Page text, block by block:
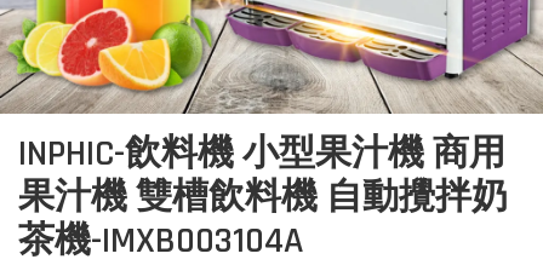
INPHIC-飲料機 小型果汁機 商用
果汁機 雙槽飲料機 自動攪拌奶
茶機-IMXB003104A